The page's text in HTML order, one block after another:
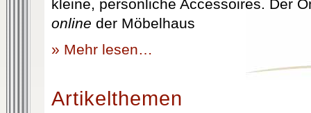
kleine, persönliche Accessoires. Der
online der Möbelhaus
» Mehr lesen…
Artikelthemen